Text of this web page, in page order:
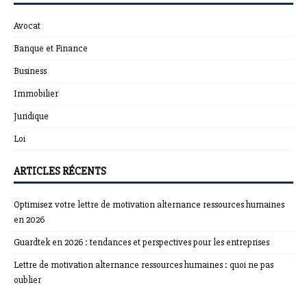
Avocat
Banque et Finance
Business
Immobilier
Juridique
Loi
ARTICLES RÉCENTS
Optimisez votre lettre de motivation alternance ressources humaines
en 2026
Guardtek en 2026 : tendances et perspectives pour les entreprises
Lettre de motivation alternance ressources humaines : quoi ne pas
oublier